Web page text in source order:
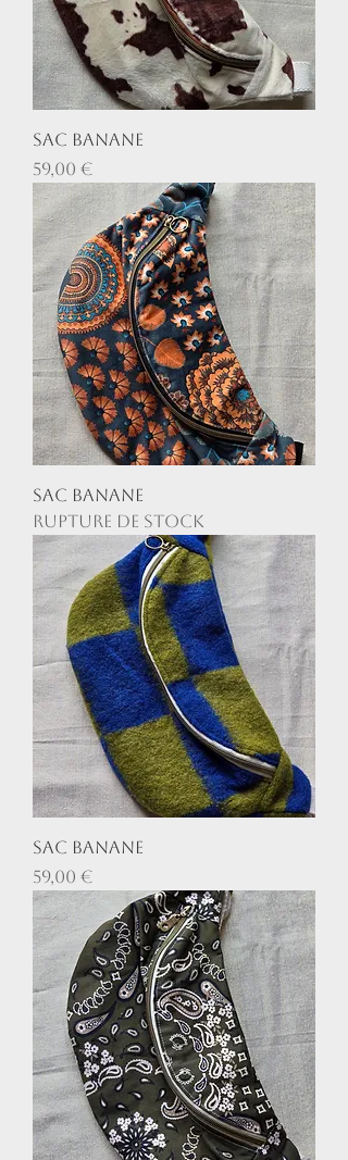
Sac banane
Prix
59,00 €
Sac banane
Rupture de stock
Sac banane
Prix
59,00 €